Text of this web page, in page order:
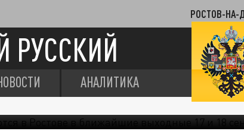
РОСТОВ-НА-
РУССКИЙ
АНАЛИТИКА